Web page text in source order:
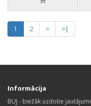
1 2 >
>|
Informācija
BUJ - biežāk uzdotie jautājumi